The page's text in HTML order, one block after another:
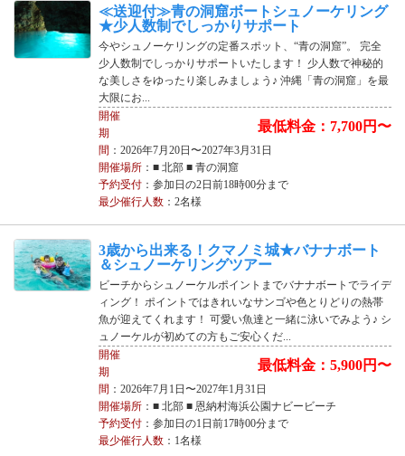
≪送迎付≫青の洞窟ボートシュノーケリング
★少人数制でしっかりサポート
今やシュノーケリングの定番スポット、“青の洞窟”。 完全
少人数制でしっかりサポートいたします！ 少人数で神秘的
な美しさをゆったり楽しみましょう♪ 沖縄「青の洞窟」を最
大限にお...
最低料金：7,700円〜
開催
期
間 ：2026年7月20日〜2027年3月31日
開催場所：■ 北部 ■ 青の洞窟
予約受付：参加日の2日前18時00分まで
最少催行人数：2名様
3歳から出来る！クマノミ城★バナナボート
＆シュノーケリングツアー
ビーチからシュノーケルポイントまでバナナボートでライデ
ィング！ ポイントではきれいなサンゴや色とりどりの熱帯
魚が迎えてくれます！ 可愛い魚達と一緒に泳いでみよう♪ シ
ュノーケルが初めての方もご安心くだ...
最低料金：5,900円〜
開催
期
間 ：2026年7月1日〜2027年1月31日
開催場所：■ 北部 ■ 恩納村海浜公園ナビービーチ
予約受付：参加日の1日前17時00分まで
最少催行人数：1名様